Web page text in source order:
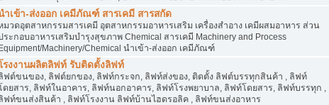
ำเข้า-ส่งออก เคมีภัณฑ์ สารเคมี สารสกัด
มวดอุตสาหกรรมสารเคมี อุตสาหกรรมอาหารเสริม เครื่องสำอาง เคมีผสมอาหาร ส่วน
ระกอบอาหารเสริมบำรุงสุขภาพ Chemical สารเคมี Machinery and Process
Machinery/Chemical นำเข้า-ส่งออก เคมีภัณฑ์
รงงานผลิตลิฟท์ รับติดตั้งลิฟท์
ฟต์ขนของ, ลิฟต์ยกของ, ลิฟท์กระจก, ลิฟท์ส่งของ, ติดตั้ง ลิฟต์บรรทุกสินค้า , ลิฟท์
ดยสาร, ลิฟท์ในอาคาร, ลิฟท์นอกอาคาร, ลิฟท์โรงพยาบาล, ลิฟท์โดยสาร, ลิฟท์บรรทุก ,
ฟท์ขนส่งสินค้า , ลิฟท์โรงงาน ลิฟท์บ้านไฮดรอลิค , ลิฟท์ขนส่งอาหาร